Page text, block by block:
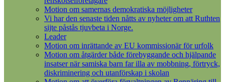
Motion om samernas demokratiska möjligheter
Vi har den senaste tiden nåtts av nyheter om att Ruthten
sijte påstås tjuvbeta i Norge.
Leader
Motion om inrättande av EU kommissionär för urfolk
Motion om åtgärder både förebyggande och hjälpande
insatser när samiska barn far illa av mobbning, förtryck,
diskriminering och utanförskap i skolan